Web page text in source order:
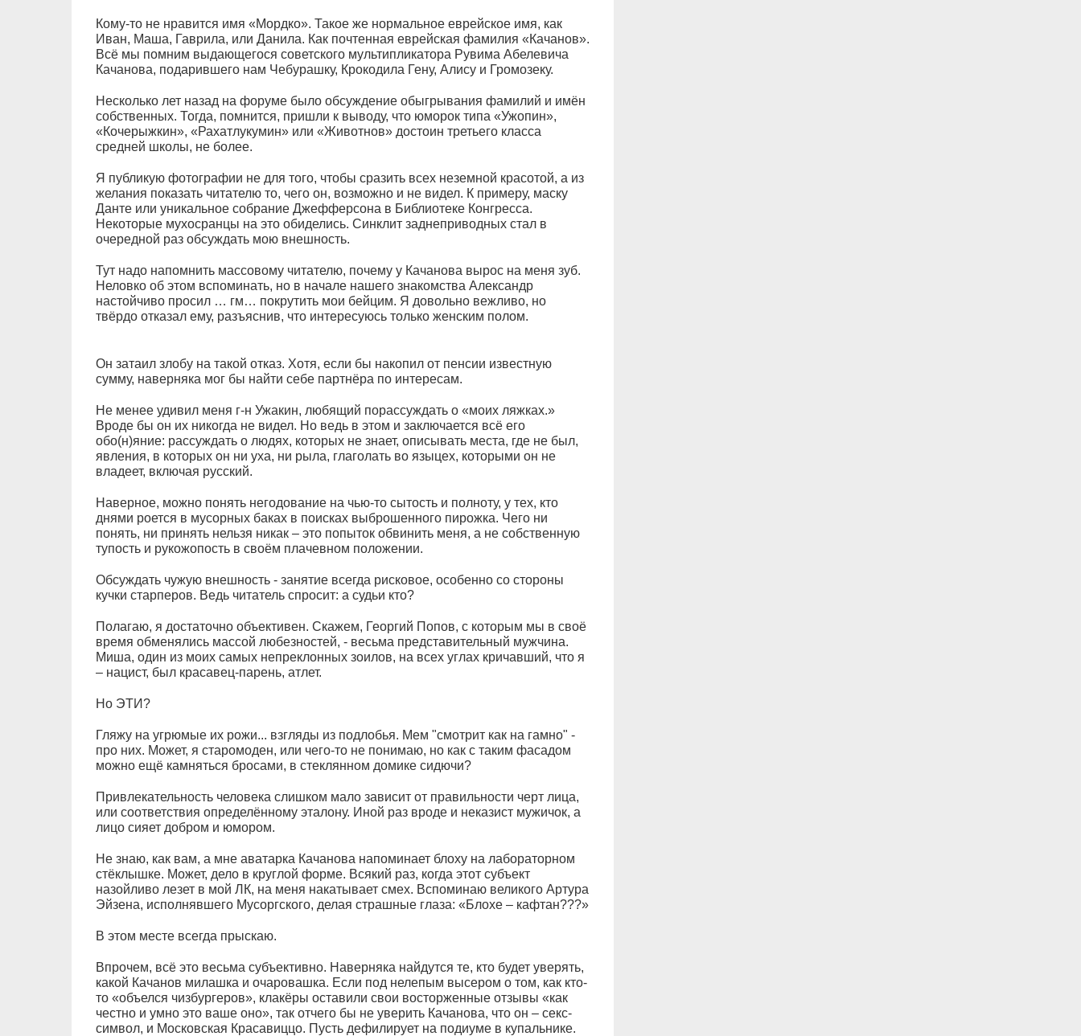
Кому-то не нравится имя «Мордко». Такое же нормальное еврейское имя, как
Иван, Маша, Гаврила, или Данила. Как почтенная еврейская фамилия «Качанов».
Всё мы помним выдающегося советского мультипликатора Рувима Абелевича
Качанова, подарившего нам Чебурашку, Крокодила Гену, Алису и Громозеку.
Несколько лет назад на форуме было обсуждение обыгрывания фамилий и имён
собственных. Тогда, помнится, пришли к выводу, что юморок типа «Ужопин»,
«Кочерыжкин», «Рахатлукумин» или «Животнов» достоин третьего класса
средней школы, не более.
Я публикую фотографии не для того, чтобы сразить всех неземной красотой, а из
желания показать читателю то, чего он, возможно и не видел. К примеру, маску
Данте или уникальное собрание Джефферсона в Библиотеке Конгресса.
Некоторые мухосранцы на это обиделись. Синклит заднеприводных стал в
очередной раз обсуждать мою внешность.
Тут надо напомнить массовому читателю, почему у Качанова вырос на меня зуб.
Неловко об этом вспоминать, но в начале нашего знакомства Александр
настойчиво просил … гм… покрутить мои бейцим. Я довольно вежливо, но
твёрдо отказал ему, разъяснив, что интересуюсь только женским полом.
Он затаил злобу на такой отказ. Хотя, если бы накопил от пенсии известную
сумму, наверняка мог бы найти себе партнёра по интересам.
Не менее удивил меня г-н Ужакин, любящий порассуждать о «моих ляжках.»
Вроде бы он их никогда не видел. Но ведь в этом и заключается всё его
обо(н)яние: рассуждать о людях, которых не знает, описывать места, где не был,
явления, в которых он ни уха, ни рыла, глаголать во языцех, которыми он не
владеет, включая русский.
Наверное, можно понять негодование на чью-то сытость и полноту, у тех, кто
днями роется в мусорных баках в поисках выброшенного пирожка. Чего ни
понять, ни принять нельзя никак – это попыток обвинить меня, а не собственную
тупость и рукожопость в своём плачевном положении.
Обсуждать чужую внешность - занятие всегда рисковое, особенно со стороны
кучки старперов. Ведь читатель спросит: а судьи кто?
Полагаю, я достаточно объективен. Скажем, Георгий Попов, с которым мы в своё
время обменялись массой любезностей, - весьма представительный мужчина.
Миша, один из моих самых непреклонных зоилов, на всех углах кричавший, что я
– нацист, был красавец-парень, атлет.
Но ЭТИ?
Гляжу на угрюмые их рожи... взгляды из подлобья. Мем "смотрит как на гамно" -
про них. Может, я старомоден, или чего-то не понимаю, но как с таким фасадом
можно ещё камняться бросами, в стеклянном домике сидючи?
Привлекательность человека слишком мало зависит от правильности черт лица,
или соответствия определённому эталону. Иной раз вроде и неказист мужичок, а
лицо сияет добром и юмором.
Не знаю, как вам, а мне аватарка Качанова напоминает блоху на лабораторном
стёклышке. Может, дело в круглой форме. Всякий раз, когда этот субъект
назойливо лезет в мой ЛК, на меня накатывает смех. Вспоминаю великого Артура
Эйзена, исполнявшего Мусоргского, делая страшные глаза: «Блохе – кафтан???»
В этом месте всегда прыскаю.
Впрочем, всё это весьма субъективно. Наверняка найдутся те, кто будет уверять,
какой Качанов милашка и очаровашка. Если под нелепым высером о том, как кто-
то «объелся чизбургеров», клакёры оставили свои восторженные отзывы «как
честно и умно это ваше оно», так отчего бы не уверить Качанова, что он – секс-
символ, и Московская Красавиццо. Пусть дефилирует на подиуме в купальнике.